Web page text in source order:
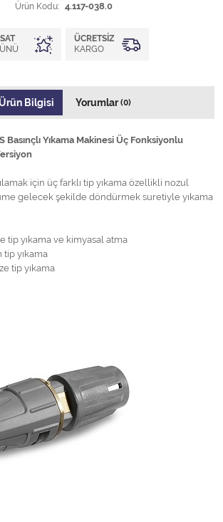
Ürün Kodu: 4.117-038.0
ÜCRETSIZ
KARGO
Ürün Bilgisi Yorumlar(0)
Basınçlı Yıkama Makinesi Üç Fonksiyonlu
için üç farklı tip yıkama özellikli nozul
gelecek şekilde döndürmek suretiyle yıkama
tip yıkama ve kimyasal atma
tip yıkama
tip yıkama